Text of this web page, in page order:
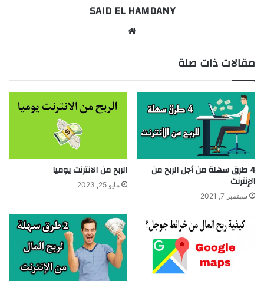
SAID EL HAMDANY
مقالات ذات صلة
4 طرق سهلة من أجل الربح من
الإنترنت
سبتمبر 7, 2021
الربح من الانترنت يوميا
مايو 25, 2023